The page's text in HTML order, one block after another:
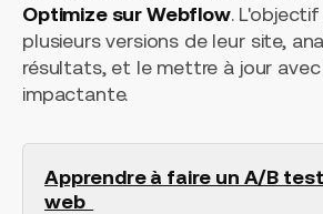
Optimize sur Webflow.
plusieurs versions de leur site,
résultats, et le mettre à jour
impactante.
Apprendre à faire un A/B
web